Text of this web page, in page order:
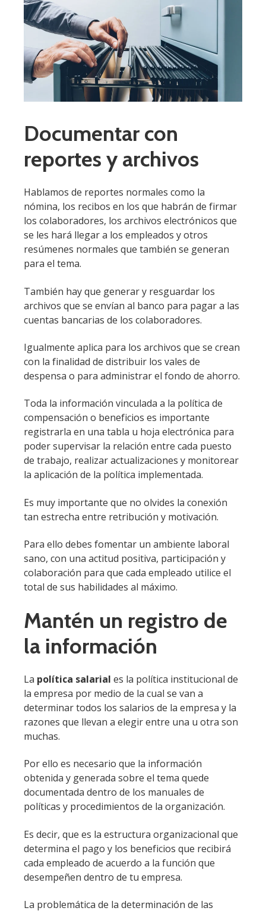
Documentar con
reportes y archivos
Hablamos de reportes normales como la
nómina, los recibos en los que habrán de firmar
los colaboradores, los archivos electrónicos que
se les hará llegar a los empleados y otros
resúmenes normales que también se generan
para el tema.
También hay que generar y resguardar los
archivos que se envían al banco para pagar a las
cuentas bancarias de los colaboradores.
Igualmente aplica para los archivos que se crean
con la finalidad de distribuir los vales de
despensa o para administrar el fondo de ahorro.
Toda la información vinculada a la política de
compensación o beneficios es importante
registrarla en una tabla u hoja electrónica para
poder supervisar la relación entre cada puesto
de trabajo, realizar actualizaciones y monitorear
la aplicación de la política implementada.
Es muy importante que no olvides la conexión
tan estrecha entre retribución y motivación.
Para ello debes fomentar un ambiente laboral
sano, con una actitud positiva, participación y
colaboración para que cada empleado utilice el
total de sus habilidades al máximo.
Mantén un registro de
la información
La política salarial es la política institucional de
la empresa por medio de la cual se van a
determinar todos los salarios de la empresa y la
razones que llevan a elegir entre una u otra son
muchas.
Por ello es necesario que la información
obtenida y generada sobre el tema quede
documentada dentro de los manuales de
políticas y procedimientos de la organización.
Es decir, que es la estructura organizacional que
determina el pago y los beneficios que recibirá
cada empleado de acuerdo a la función que
desempeñen dentro de tu empresa.
La problemática de la determinación de las